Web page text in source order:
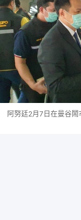
阿努廷2月7日在曼谷鬧